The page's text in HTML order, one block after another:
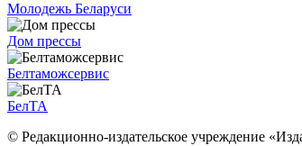
Молодежь Беларуси
Дом прессы
Белтаможсервис
БелТА
© Редакционно-издательское учреждение